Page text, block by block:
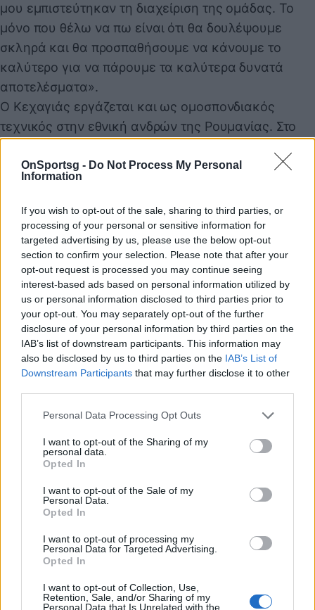
OnSportsg - Do Not Process My Personal
Information
If you wish to opt-out of the sale, sharing to third parties, or
processing of your personal or sensitive information for
targeted advertising by us, please use the below opt-out
section to confirm your selection. Please note that after your
opt-out request is processed you may continue seeing
interest-based ads based on personal information utilized by
us or personal information disclosed to third parties prior to
your opt-out. You may separately opt-out of the further
disclosure of your personal information by third parties on the
IAB’s list of downstream participants. This information may
also be disclosed by us to third parties on the IAB’s List of
Downstream Participants that may further disclose it to other
Personal Data Processing Opt Outs
I want to opt-out of the Sharing of my
personal data.
Opted In
I want to opt-out of the Sale of my
Personal Data.
Opted In
I want to opt-out of processing my
Personal Data for Targeted Advertising.
Opted In
I want to opt-out of Collection, Use,
Retention, Sale, and/or Sharing of my
Personal Data that Is Unrelated with the
μου εμπιστεύτηκαν τη διαχείριση της ομάδας. Το
μόνο που θέλω να πω είναι ότι θα δουλέψουμε
σκληρά και θα προσπαθήσουμε να κάνουμε το
καλύτερο για να πάρουμε τα καλύτερα δυνατά
αποτελέσματα».
Ο Κεχαγιάς εργάζεται και ως ομοσπονδιακός
τεχνικός στην εθνική ανδρών της Ρουμανίας. Στο
πλευρό του Γιώργου Μορφέση, η οποία ανάμεσα σε
Παγκόσμιο Πρωτάθλημα στη Σαγκάη το 2011.
Επιπρόσθετα, είχε σύντομο πέρασμα στην εθνική
ανδρών, ενώ διετέλεσε Ομοσπονδιακός τεχνικός
στην εθνική γυναικών της Αυστραλίας.
Παιχνίδι από παντού στη Novibet με το
νέο Mobile App
Σπαντάου Βερολίνου Σάκης Κεχαγιάς Πόλο
COMMENTS
Συνδεθείτε για να σχολιάσετε